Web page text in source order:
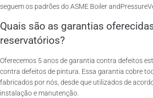
seguem os padrões do ASME Boiler
Quais são as garantias
reservatórios?
Oferecemos 5 anos de garantia contra defeitos
contra defeitos de pintura. Essa garantia cobre
fabricados por nós, desde que utilizados de
instalação e manutenção.